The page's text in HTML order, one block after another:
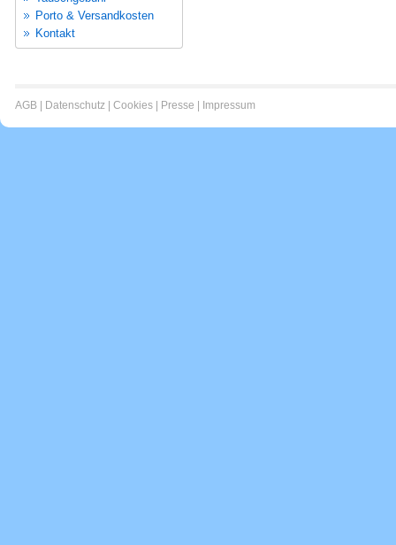
Porto & Versandkosten
Kontakt
AGB Datenschutz Cookies Presse Impressum